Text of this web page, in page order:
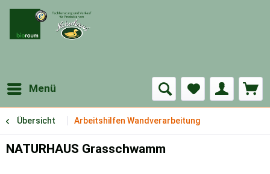
Menü
Übersicht Arbeitshilfen Wandverarbeitung
NATURHAUS Grasschwamm